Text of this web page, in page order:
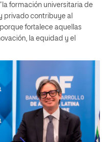
formación universitaria de
privado contribuye al
, porque fortalece aquellas
la equidad y el